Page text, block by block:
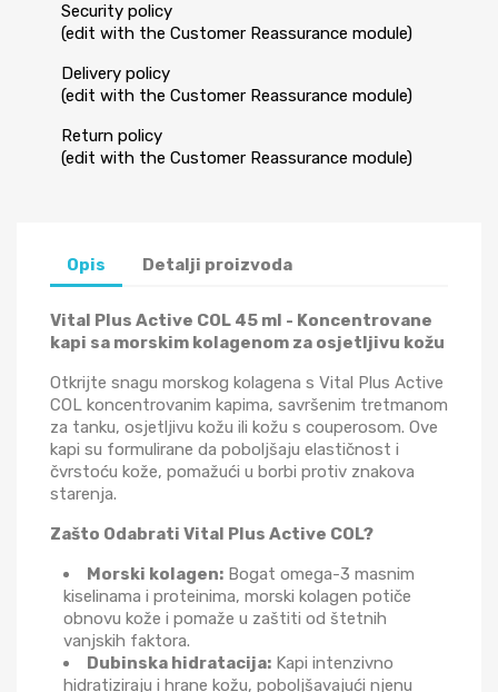
Security policy
(edit with the Customer Reassurance module)
Delivery policy
(edit with the Customer Reassurance module)
Return policy
(edit with the Customer Reassurance module)
Opis Detalji proizvoda
Vital Plus Active COL 45 ml - Koncentrovane
kapi sa morskim kolagenom za osjetljivu kožu
Otkrijte snagu morskog kolagena s Vital Plus Active
COL koncentrovanim kapima, savršenim tretmanom
za tanku, osjetljivu kožu ili kožu s couperosom. Ove
kapi su formulirane da poboljšaju elastičnost i
čvrstoću kože, pomažući u borbi protiv znakova
starenja.
Zašto Odabrati Vital Plus Active COL?
Morski kolagen: Bogat omega-3 masnim
kiselinama i proteinima, morski kolagen potiče
obnovu kože i pomaže u zaštiti od štetnih
vanjskih faktora.
Dubinska hidratacija: Kapi intenzivno
hidratiziraju i hrane kožu, poboljšavajući njenu